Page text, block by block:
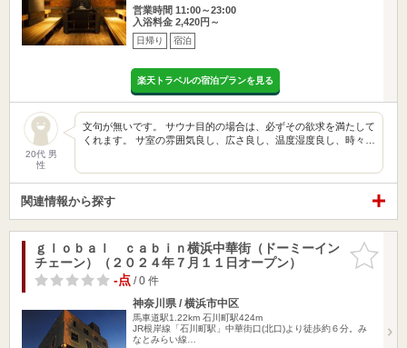
営業時間 11:00～23:00
入浴料金 2,420円～
日帰り 宿泊
楽天トラベルの宿泊プランを見る
20代 男
性
文句が無いです。 サウナ目的の場合は、必ずその欲求を満たして
くれます。 サ室の雰囲気良し、広さ良し、温度湿度良し、時々…
関連情報から探す
お気に入
りに追加
ｇｌｏｂａｌ ｃａｂｉｎ横浜中華街（ドーミーイン
チェーン）（２０２４年７月１１日オープン）
-点/ 0 件
神奈川県 / 横浜市中区
馬車道駅1.22km 石川町駅424m
JR根岸線「石川町駅」中華街口(北口)より徒歩約６分。み
なとみらい線…